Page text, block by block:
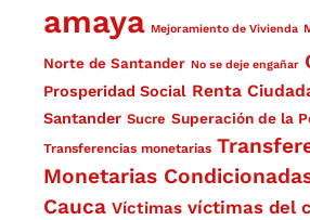
amaya Mejoramiento de Vivienda
Norte de Santander No se deje engañar
Prosperidad Social Renta
Santander Sucre Superación de la
Transferencias monetarias
Monetarias
Cauca Víctimas víctimas del